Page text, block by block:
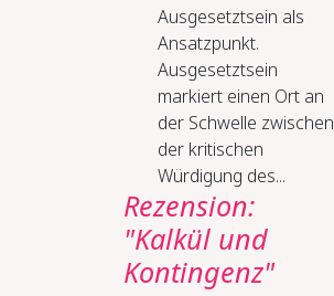
Ausgesetztsein als
Ansatzpunkt.
Ausgesetztsein
markiert einen Ort an
der Schwelle zwischen
der kritischen
Würdigung des...
Rezension:
"Kalkül und
Kontingenz"